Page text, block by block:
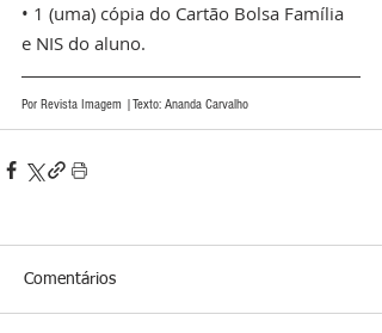
• 1 (uma) cópia do Cartão Bolsa Família
e NIS do aluno.
Por Revista Imagem |Texto: Ananda Carvalho
Comentários